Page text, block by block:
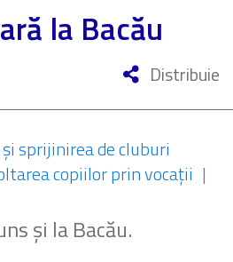
la Bacău
Distribuie
sprijinirea de cluburi
copiilor prin vocații |
și la Bacău.